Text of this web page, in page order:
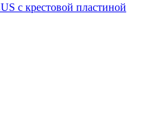
c крестовой пластиной